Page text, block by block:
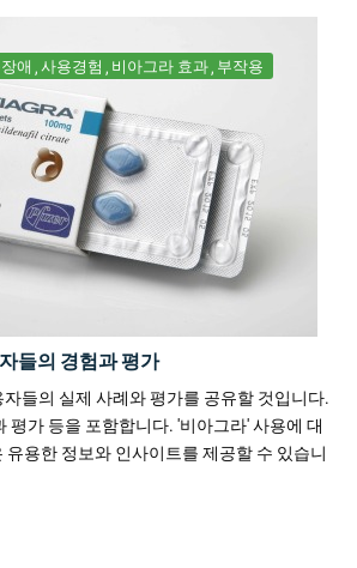
애 사용경험 비아그라 효과 부작용
들의 경험과 평가
들의 실제 사례와 평가를 공유할 것입니다.
평가 등을 포함합니다. '비아그라' 사용에 대
유용한 정보와 인사이트를 제공할 수 있습니